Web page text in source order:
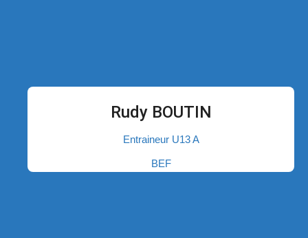
Rudy BOUTIN
Entraineur U13 A
BEF